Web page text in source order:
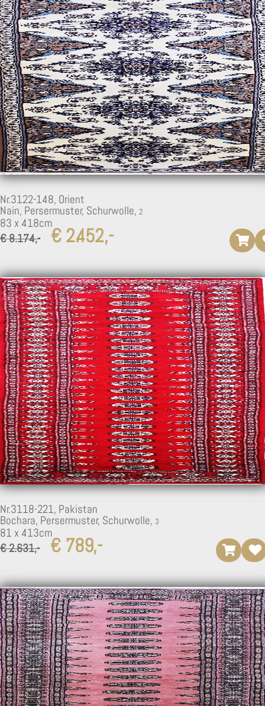
1
Nr.3122-148, Orient
Nain, Persermuster, Schurwolle,
2
83 x 418cm
€ 8.174,-
€ 2.452,-
Nr.3118-221, Pakistan
Bochara, Persermuster, Schurwolle,
81 x 413cm
€ 2.631,-
€ 789,-